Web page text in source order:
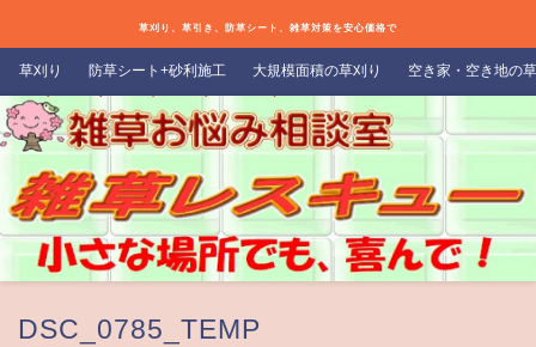
草刈り、草引き、防草シート、雑草対策を安心価格で
草刈り 防草シート+砂利施工 大規模面積の草刈り 空き家・空き地の
DSC_0785_TEMP